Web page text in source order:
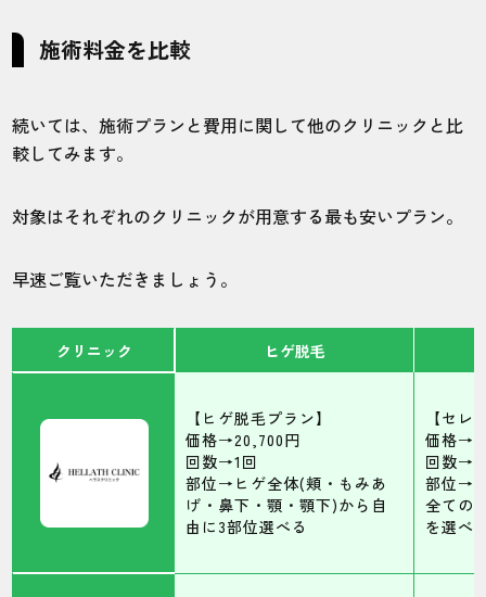
施術料金を比較
続いては、施術プランと費用に関して他のクリニックと比
較してみます。
対象はそれぞれのクリニックが用意する最も安いプラン。
早速ご覧いただきましょう。
クリニック ヒゲ脱毛
【ヒゲ脱毛プラン】
価格→20,700円
回数→1回
部位→ヒゲ全体(頬・もみあ
げ・鼻下・顎・顎下)から自
由に3部位選べる
【セレ
価格
回数→1
部位→
全ての
を選べ